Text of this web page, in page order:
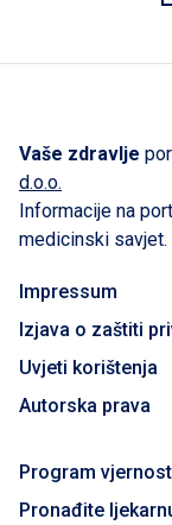
Vaše zdravlje
d.o.o.
Informacije na
medicinski savjet.
Impressum
Izjava o zaštiti
Uvjeti korištenja
Autorska prava
Program
Pronađite